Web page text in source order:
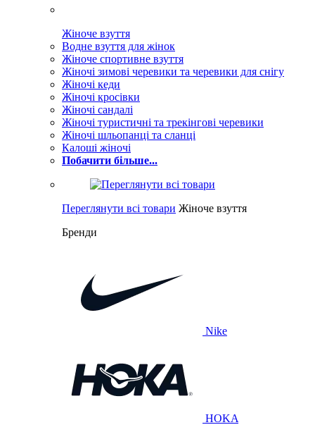
Жіноче взуття
Водне взуття для жінок
Жіноче спортивне взуття
Жіночі зимові черевики та черевики для снігу
Жіночі кеди
Жіночі кросівки
Жіночі сандалі
Жіночі туристичні та трекінгові черевики
Жіночі шльопанці та сланці
Калоші жіночі
Побачити більше...
Переглянути всі товари Жіноче взуття
Бренди
Nike
HOKA